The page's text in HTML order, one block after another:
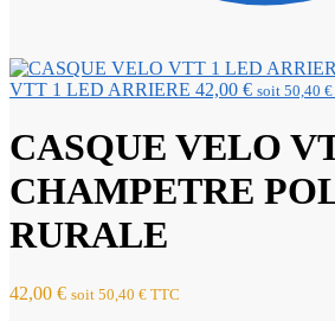
VTT 1 LED ARRIERE 42,00 € soit 50,40 €
CASQUE VELO
CHAMPETRE
RURALE
42,00 € soit 50,40 € TTC